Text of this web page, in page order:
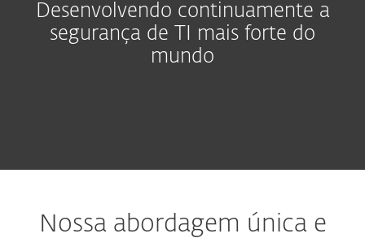
Desenvolvendo continuamente a
segurança de TI mais forte do
mundo
Nossa abordagem única e